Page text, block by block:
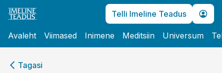
Telli Imeline Teadus
Avaleht Viimased Inimene Meditsiin Universum
Tagasi